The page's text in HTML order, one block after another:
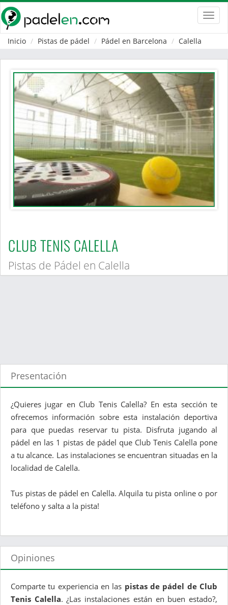
Inicio
Pistas de pádel Pádel en Barcelona Calella
CLUB TENIS CALELLA
Pistas de Pádel en Calella
Presentación
¿Quieres jugar en Club Tenis Calella? En esta sección te
ofrecemos información sobre esta instalación deportiva
para que puedas reservar tu pista. Disfruta jugando al
pádel en las 1 pistas de pádel que Club Tenis Calella pone
a tu alcance. Las instalaciones se encuentran situadas en la
localidad de Calella.
Tus pistas de pádel en Calella. Alquila tu pista online o por
teléfono y salta a la pista!
Opiniones
Comparte tu experiencia en las pistas de pádel de Club
Tenis Calella. ¿Las instalaciones están en buen estado?,